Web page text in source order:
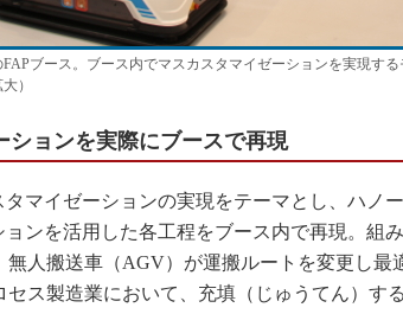
ブース。ブース内でマスカスタマイゼーションを実現す
）
ションを実際にブースで再現
マイゼーションの実現をテーマとし、ハノ
ンを活用した各工程をブース内で再現。組
無人搬送車（AGV）が運搬ルートを変更し最
セス製造業において、充填（じゅうてん）す